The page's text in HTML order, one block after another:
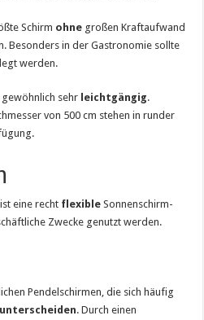
Schirm ohne großen Kraftaufwand
Besonders in der Gastronomie sollte
werden.
sehr leichtgängig.
von 500 cm stehen in runder
eine recht flexible Sonnenschirm-
Zwecke genutzt werden.
Pendelschirmen, die sich häufig
unterscheiden. Durch einen